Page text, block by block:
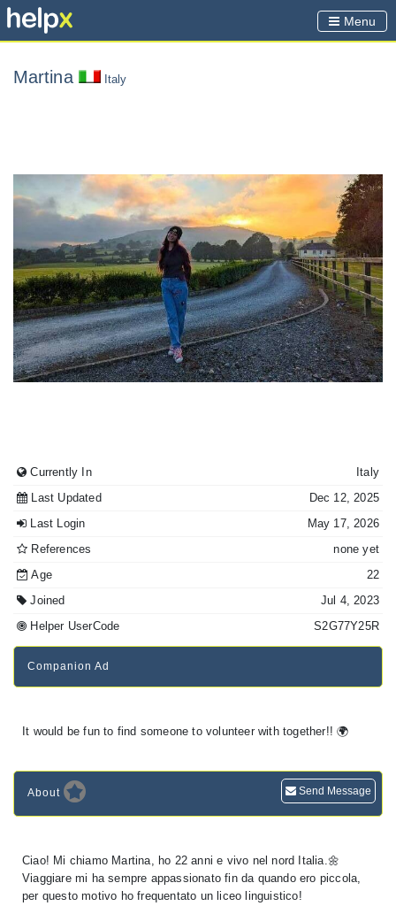
Menu
Martina Italy
Currently In
Italy
Last Updated
Dec 12, 2025
Last Login
May 17, 2026
References
none yet
Age
22
Joined
Jul 4, 2023
Helper UserCode
S2G77Y25R
Companion Ad
It would be fun to find someone to volunteer with together!! 🌍
About Send Message
Ciao! Mi chiamo Martina, ho 22 anni e vivo nel nord Italia.🌼
Viaggiare mi ha sempre appassionato fin da quando ero piccola,
per questo motivo ho frequentato un liceo linguistico!